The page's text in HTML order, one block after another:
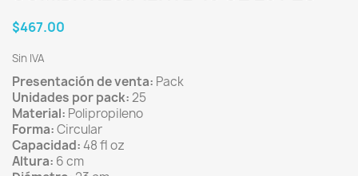
$467.00
Sin IVA
Presentación de venta: Pack
Unidades por pack:25
Material: Polipropileno
Forma:Circular
Capacidad:48 fl oz
Altura: 6 cm